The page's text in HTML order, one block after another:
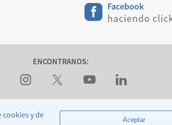
y de
Aceptar
Facebook
haciendo
ENCONTRANOS:
Legales y Condiciones Generales de Transporte
Sitio Oficial de Aerolineas Argentinas S.A.